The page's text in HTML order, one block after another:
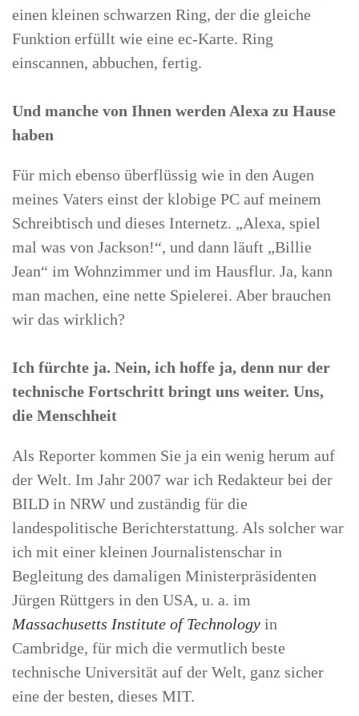
einen kleinen schwarzen Ring, der die gleiche
Funktion erfüllt wie eine ec-Karte. Ring
einscannen, abbuchen, fertig.
Und manche von Ihnen werden Alexa zu Hause
haben
Für mich ebenso überflüssig wie in den Augen
meines Vaters einst der klobige PC auf meinem
Schreibtisch und dieses Internetz. „Alexa, spiel
mal was von Jackson!“, und dann läuft „Billie
Jean“ im Wohnzimmer und im Hausflur. Ja, kann
man machen, eine nette Spielerei. Aber brauchen
wir das wirklich?
Ich fürchte ja. Nein, ich hoffe ja, denn nur der
technische Fortschritt bringt uns weiter. Uns,
die Menschheit
Als Reporter kommen Sie ja ein wenig herum auf
der Welt. Im Jahr 2007 war ich Redakteur bei der
BILD in NRW und zuständig für die
landespolitische Berichterstattung. Als solcher war
ich mit einer kleinen Journalistenschar in
Begleitung des damaligen Ministerpräsidenten
Jürgen Rüttgers in den USA, u. a. im
Massachusetts Institute of Technology in
Cambridge, für mich die vermutlich beste
technische Universität auf der Welt, ganz sicher
eine der besten, dieses MIT.